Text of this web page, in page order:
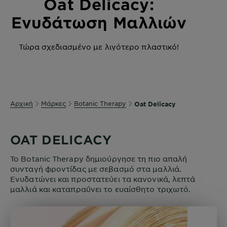
Oat Delicacy:
Ενυδάτωση Μαλλιών
Τώρα σχεδιασμένο με λιγότερο πλαστικό!
Αρχική Μάρκες Botanic Therapy Oat Delicacy
OAT DELICACY
Το Botanic Therapy δημιούργησε τη πιο απαλή
συνταγή φροντίδας με σεβασμό στα μαλλιά.
Ενυδατώνει και προστατεύει τα κανονικά, λεπτά
μαλλιά και καταπραΰνει το ευαίσθητο τριχωτό.